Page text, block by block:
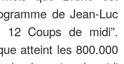
de Jean-Luc
12 Coups de midi”.
atteint les 800.000